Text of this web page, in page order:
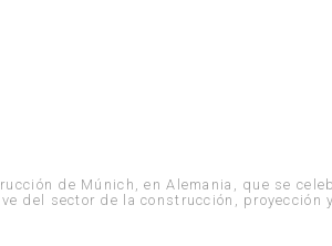
de Múnich, en Alemania, que se
del sector de la construcción, proyección